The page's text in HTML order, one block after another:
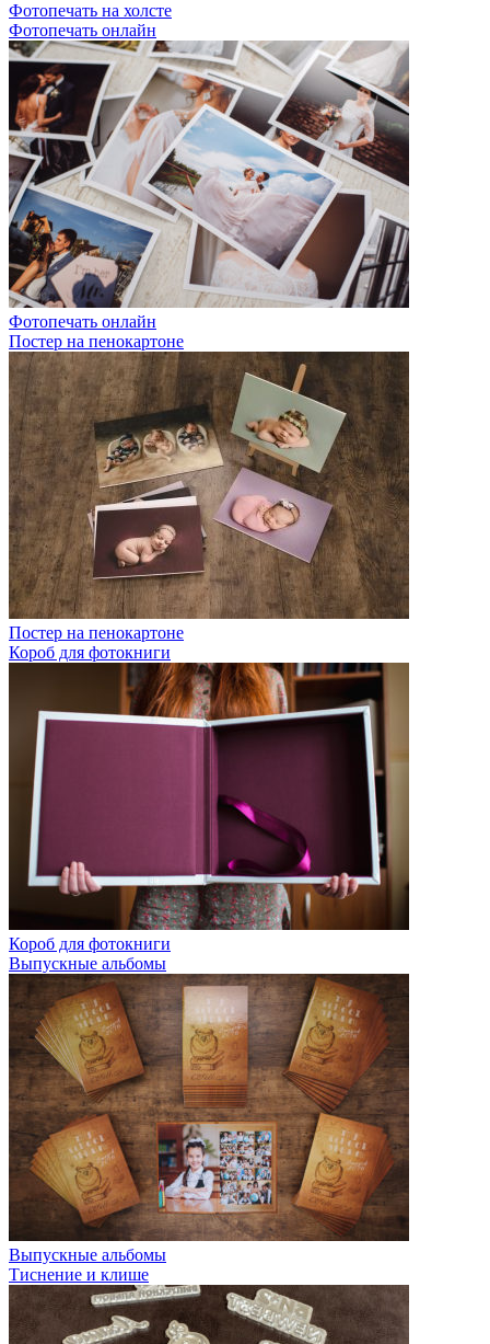
Фотопечать на холсте
Фотопечать онлайн
Фотопечать онлайн
Постер на пенокартоне
Постер на пенокартоне
Короб для фотокниги
Короб для фотокниги
Выпускные альбомы
Выпускные альбомы
Тиснение и клише